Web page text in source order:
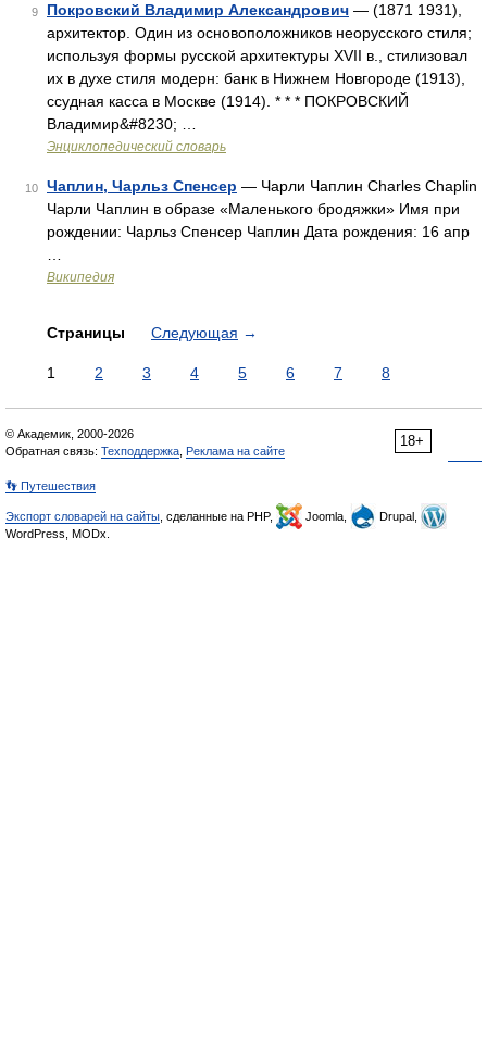
9 Покровский Владимир Александрович — (1871 1931),
архитектор. Один из основоположников неорусского стиля;
используя формы русской архитектуры XVII в., стилизовал
их в духе стиля модерн: банк в Нижнем Новгороде (1913),
ссудная касса в Москве (1914). * * * ПОКРОВСКИЙ
Владимир&#8230; …
Энциклопедический словарь
10 Чаплин, Чарльз Спенсер — Чарли Чаплин Charles Chaplin
Чарли Чаплин в образе «Маленького бродяжки» Имя при
рождении: Чарльз Спенсер Чаплин Дата рождения: 16 апр
Википедия
Страницы Следующая →
1 2 3 4 5 6 7 8
18+
© Академик, 2000-2026
Обратная связь: Техподдержка Реклама на сайте
👣 Путешествия
Экспорт словарей на сайты , сделанные на PHP, Joomla,
Drupal,
WordPress, MODx.